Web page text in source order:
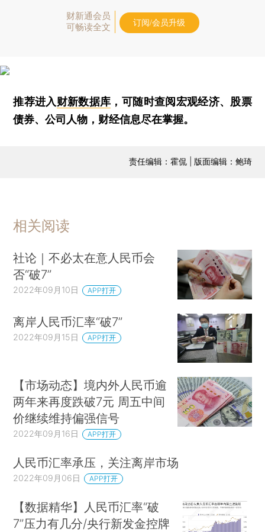
财新通会员
可畅读全文
订阅/会员升级
推荐进入财新数据库 ，可随时查阅宏观经济、股票
债券、公司人物，财经信息尽在掌握。
责任编辑：霍侃 | 版面编辑：鲍琦
相关阅读
社论｜不必太在意人民币会
否“破7”
2022年09月10日 APP打开
离岸人民币汇率“破7”
2022年09月15日 APP打开
【市场动态】境内外人民币逾
两年来再度跌破7元 周五中间
价继续维持偏强信号
2022年09月16日 APP打开
人民币汇率承压，关注离岸市场
2022年09月06日 APP打开
【数据精华】人民币汇率“破
7”压力有几分/央行新发金控牌